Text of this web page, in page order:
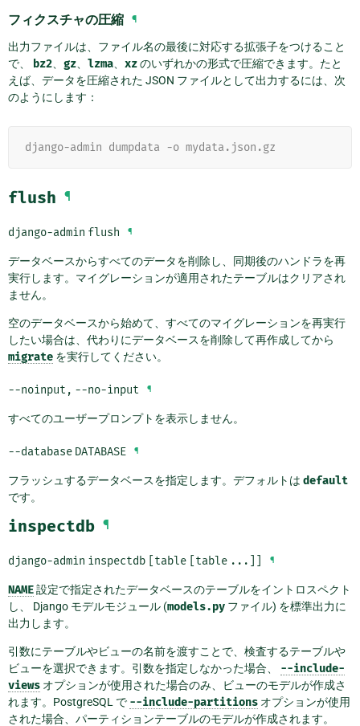
フィクスチャの圧縮 ¶
出力ファイルは、ファイル名の最後に対応する拡張子をつけること
で、 bz2 gz lzma xzのいずれかの形式で圧縮できます。たと
えば、データを圧縮された JSON ファイルとして出力するには、次
のようにします：
django-admin dumpdata -o mydata.json.gz
flush ¶
django-admin flush ¶
データベースからすべてのデータを削除し、同期後のハンドラを再
実行します。マイグレーションが適用されたテーブルはクリアされ
ません。
空のデータベースから始めて、すべてのマイグレーションを再実行
したい場合は、代わりにデータベースを削除して再作成してから
migrate を実行してください。
--noinput , --no-input ¶
すべてのユーザープロンプトを表示しません。
--database DATABASE ¶
フラッシュするデータベースを指定します。デフォルトは default
です。
inspectdb ¶
django-admin inspectdb [table [table ...]] ¶
NAME設定で指定されたデータベースのテーブルをイントロスペクト
し、 Django モデルモジュール (models.py ファイル) を標準出力に
出力します。
引数にテーブルやビューの名前を渡すことで、検査するテーブルや
ビューを選択できます。引数を指定しなかった場合、 --include-
views オプションが使用された場合のみ、ビューのモデルが作成さ
れます。PostgreSQL で --include-partitions オプションが使用
された場合、パーティションテーブルのモデルが作成されます。